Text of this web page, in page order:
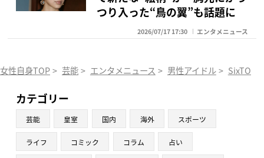
つり入った“鳥の翼”も話題に
2026/07/17 17:30 エンタメニュース
女性自身TOP > 芸能 > エンタメニュース > 男性アイドル >
カテゴリー
芸能 皇室 国内 海外 スポーツ
ライフ コミック コラム 占い